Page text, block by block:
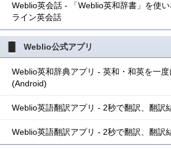
Weblio英会話 - 「Weblio英和辞書」を使
ライン英会話
Weblio公式アプリ
Weblio英和辞典アプリ - 英和・和英を一
(Android)
Weblio英語翻訳アプリ - 2秒で翻訳、翻訳
Weblio英語翻訳アプリ - 2秒で翻訳、翻訳